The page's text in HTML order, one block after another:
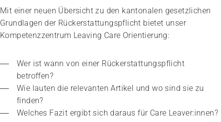
Mit einer neuen Übersicht zu den kantonalen gesetzlichen
Grundlagen der Rückerstattungspflicht bietet unser
Kompetenzzentrum Leaving Care Orientierung:
Wer ist wann von einer Rückerstattungspflicht
betroffen?
Wie lauten die relevanten Artikel und wo sind sie zu
finden?
Welches Fazit ergibt sich daraus für Care Leaver:innen?